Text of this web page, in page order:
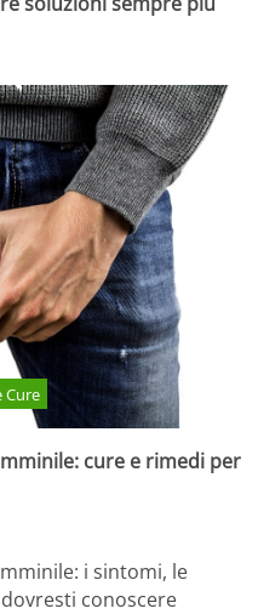
Cure
cure e rimedi per
i sintomi, le
conoscere